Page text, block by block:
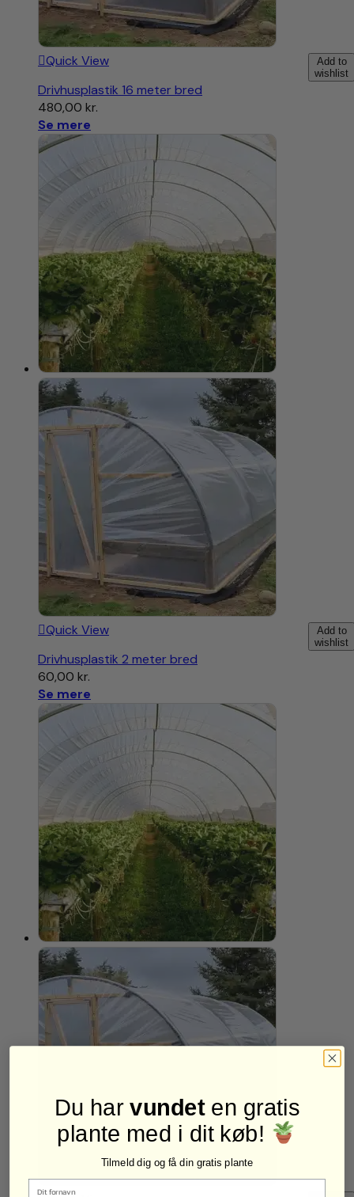
Add to
wishlist
Quick View
Drivhusplastik 16 meter bred
480,00 kr.
Se mere
Add to
wishlist
Quick View
Drivhusplastik 2 meter bred
60,00 kr.
Se mere
Du harvundeten gratis
plante med i dit køb!
Tilmeld dig og få din gratis plante